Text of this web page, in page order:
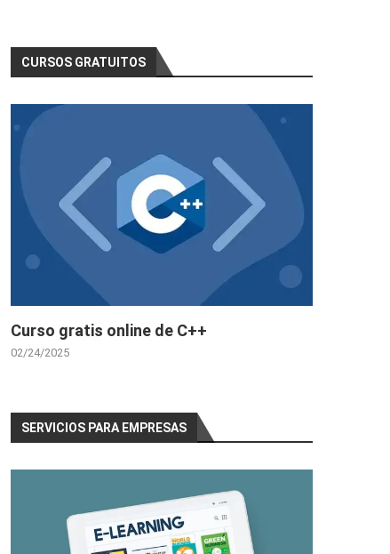
CURSOS GRATUITOS
Curso gratis online de C++
02/24/2025
SERVICIOS PARA EMPRESAS